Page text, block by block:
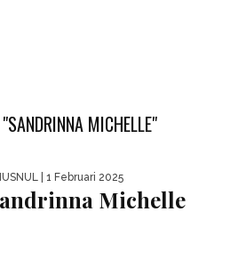
MICHELLE"
| 1 Februari 2025
Michelle